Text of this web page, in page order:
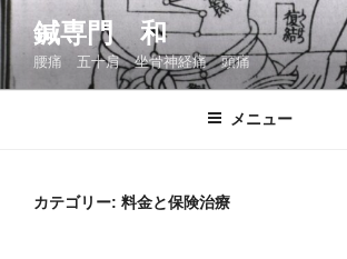
テ
ン
鍼専門 和
腰痛 五十肩 坐骨神経痛 頭痛
メニュー
カテゴリー: 料金と保険治療